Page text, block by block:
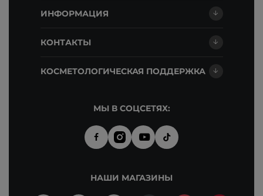
ИНФОРМАЦИЯ
КОНТАКТЫ
КОСМЕТОЛОГИЧЕСКАЯ ПОДДЕРЖКА
МЫ В СОЦСЕТЯХ:
НАШИ МАГАЗИНЫ